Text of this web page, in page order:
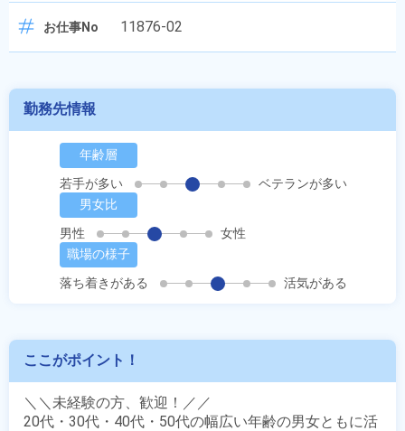
お仕事No 11876-02
勤務先情報
年齢層
若手が多い
ベテランが多い
男女比
男性
女性
職場の様子
落ち着きがある
活気がある
ここがポイント！
＼＼未経験の方、歓迎！／／
20代・30代・40代・50代の幅広い年齢の男女ともに活